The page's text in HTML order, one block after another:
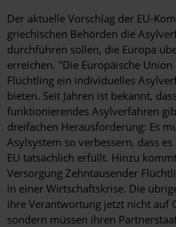
Der aktuelle Vorschlag der EU-
griechischen Behörden die
durchführen sollen, die Europa
erreichen. "Die Europäische
Flüchtling ein individuelles
bieten. Seit Jahren ist bekannt,
funktionierendes Asylverfahren
dreifachen Herausforderung: Es
Asylsystem so verbessern, dass
EU tatsächlich erfüllt. Hinzu
Versorgung Zehntausender
in einer Wirtschaftskrise. Die
ihre Verantwortung jetzt nicht auf
sondern müssen ihren